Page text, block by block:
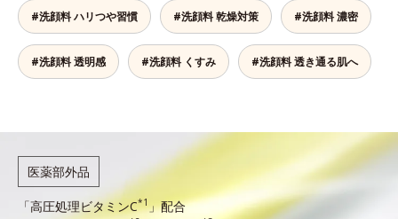
#洗顔料 ハリつや習慣 #洗顔料 乾燥対策 #洗顔料 濃密
#洗顔料 透明感 #洗顔料 くすみ #洗顔料 透き通る肌へ
医薬部外品
「高圧処理ビタミンC*1」配合